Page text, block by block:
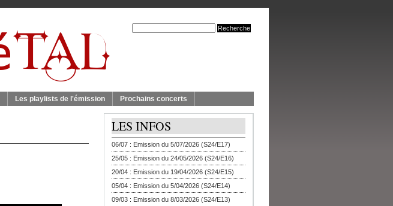
Les playlists de l'émission Prochains concerts
LES INFOS
06/07 : Emission du 5/07/2026 (S24/E17)
25/05 : Emission du 24/05/2026 (S24/E16)
20/04 : Emission du 19/04/2026 (S24/E15)
05/04 : Emission du 5/04/2026 (S24/E14)
09/03 : Emission du 8/03/2026 (S24/E13)